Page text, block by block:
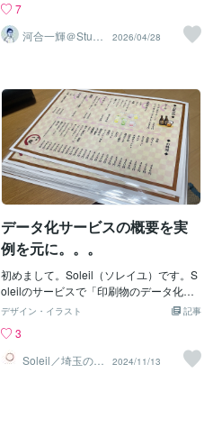
---・お店のテイストに合わせ、魅力が伝
わるメニュー表・クライアント様の意向
に沿ったデザイン・来店したお客様が迷
きます。・イラスト作成も対応可能-------
-------------------------------------------------------
---◆価格 12,000円 ※A4片面/1枚分
の料金です。 ※メニュー数が極端に多い
場合等、金額が変動します。 ◆サ
イズ 仕上がりサイズ A4まで無料（それ
以上のサイズの場合は別途ご相談）◆修
正 納品するまでの軽微な修正は無制限
で対応いたします。◆期日 デザインの
最初のご提案については通常3〜5日程
度 ご希望があればご相談くださ
い。◆納品形式／下記よりお選びいただ
けます。 ・Illustrator AI / PDF / JPG◆
別途有料にて印刷・ラミネートも承って
（どのような内容・用途のメニューか確
認）↓②写真・テキスト原稿データをお
お送りください。 ※別途追加費用でメニ
7
河合一輝＠Studi
oCOPEL
2026/04/28
データ化サービスの概要を実
例を元に。。。
初めまして。Soleil（ソレイユ）です。S
oleilのサービスで「印刷物のデータ化」
というサービスがありますが、実例を持
す。「デザインの内製化」や「DX」とい
うと腰の重い話ですが、うちのサービス
とちょっとしたツールを利用するだけで
記事
デザイン・イラスト
3
Soleil／埼玉のデ
ザイン会社
2024/11/13